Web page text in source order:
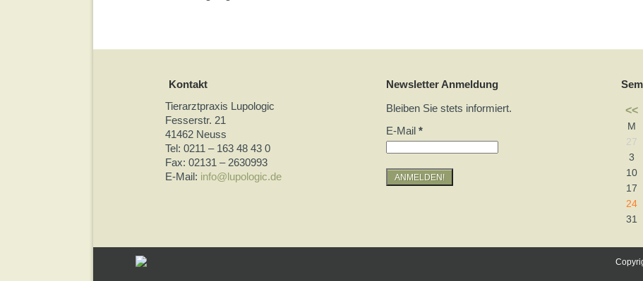
Kontakt
Tierarztpraxis Lupologic
Fesserstr. 21
41462 Neuss
Tel: 0211 – 163 48 43 0
Fax: 02131 – 2630993
E-Mail: info@lupologic.de
Newsletter Anmeldung
Bleiben Sie stets informiert.
E-Mail *
<<
M
27
3
10
17
24
31